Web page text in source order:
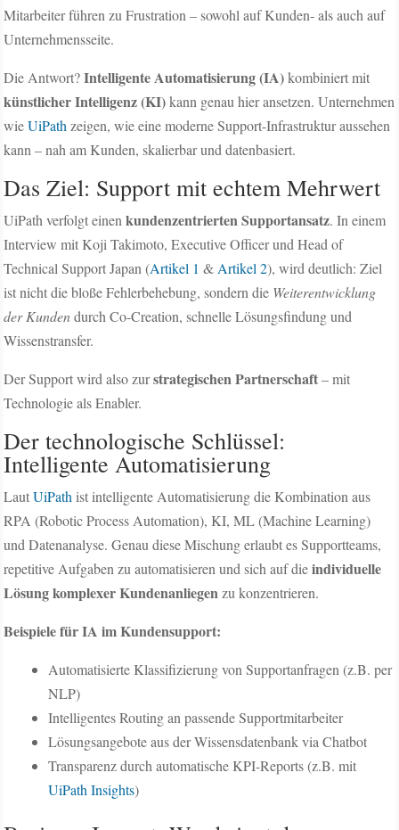
Mitarbeiter führen zu Frustration – sowohl auf Kunden- als auch auf
Unternehmensseite.
Die Antwort?Intelligente Automatisierung (IA)kombiniert mit
künstlicher Intelligenz (KI)kann genau hier ansetzen. Unternehmen
wieUiPath zeigen, wie eine moderne Support-Infrastruktur aussehen
kann – nah am Kunden, skalierbar und datenbasiert.
Das Ziel: Support mit echtem Mehrwert
UiPath verfolgt einenkundenzentrierten Supportansatz. In einem
Interview mit Koji Takimoto, Executive Officer und Head of
Technical Support Japan (Artikel 1 & Artikel 2), wird deutlich: Ziel
ist nicht die bloße Fehlerbehebung, sondern die Weiterentwicklung
der Kundendurch Co-Creation, schnelle Lösungsfindung und
Wissenstransfer.
Der Support wird also zurstrategischen Partnerschaft– mit
Technologie als Enabler.
Der technologische Schlüssel:
Intelligente Automatisierung
LautUiPath ist intelligente Automatisierung die Kombination aus
RPA (Robotic Process Automation), KI, ML (Machine Learning)
und Datenanalyse. Genau diese Mischung erlaubt es Supportteams,
repetitive Aufgaben zu automatisieren und sich auf dieindividuelle
Lösung komplexer Kundenanliegen zu konzentrieren.
Beispiele für IA im Kundensupport:
Automatisierte Klassifizierung von Supportanfragen (z.B. per
NLP)
Intelligentes Routing an passende Supportmitarbeiter
Lösungsangebote aus der Wissensdatenbank via Chatbot
Transparenz durch automatische KPI-Reports (z.B. mit
UiPath Insights)